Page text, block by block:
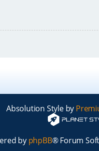
Absolution Style by
by phpBB® Forum